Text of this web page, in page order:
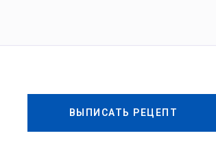
ВЫПИСАТЬ РЕЦЕПТ